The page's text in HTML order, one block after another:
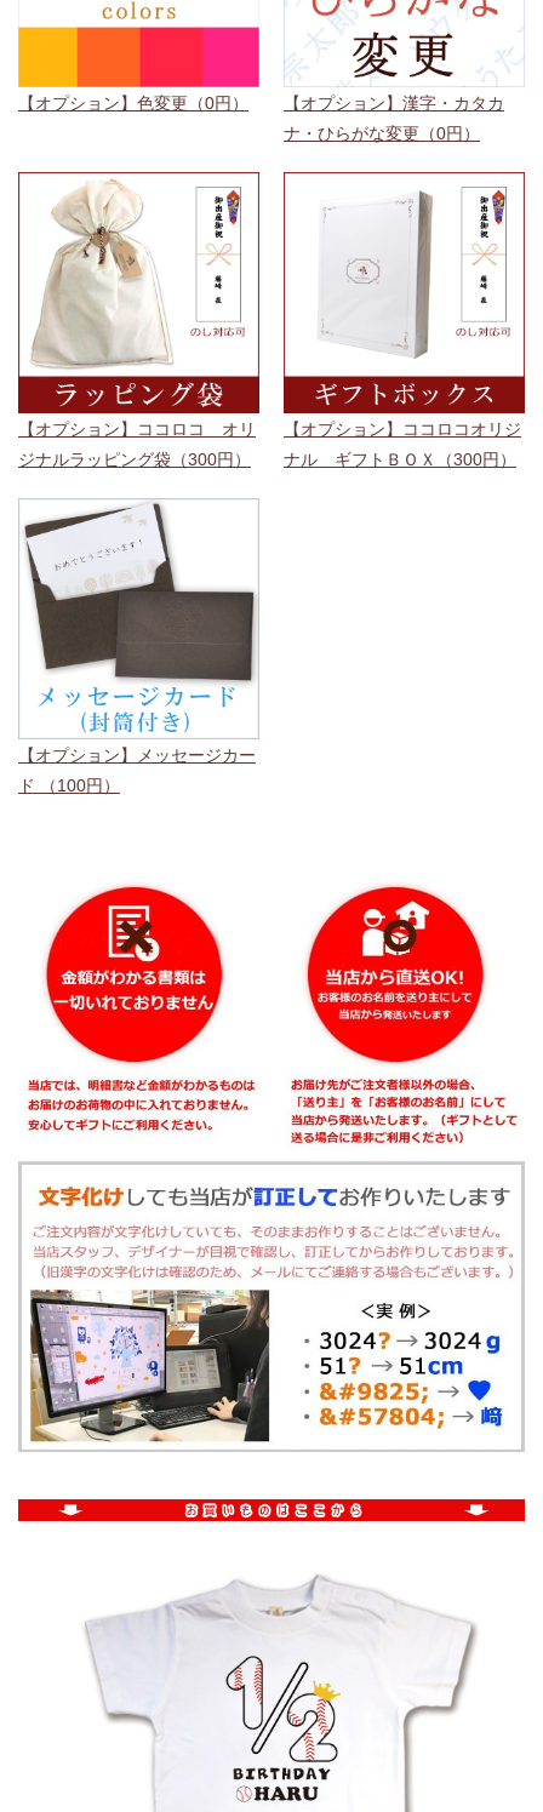
【オプション】色変更（0円）
【オプション】漢字・カタカ
ナ・ひらがな変更（0円）
【オプション】ココロコ オリ
ジナルラッピング袋（300円）
【オプション】ココロコオリジ
ナル ギフトＢＯＸ（300円）
【オプション】メッセージカー
ド （100円）